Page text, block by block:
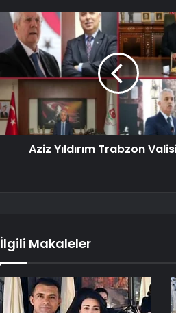
Aziz Yıldırım Trabzon
İlgili Makaleler